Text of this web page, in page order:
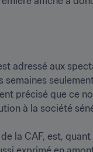
adressé aux
semaines
précisé que ce
à la société
la CAF, est,